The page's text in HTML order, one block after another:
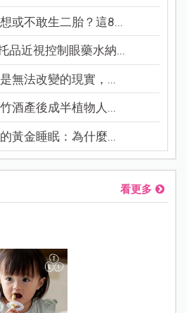
或不敢生二胎？這8...
品近視控制眼藥水納...
無法改變的現實，...
酒產後成半植物人...
黃金睡眠：為什麼...
看更多